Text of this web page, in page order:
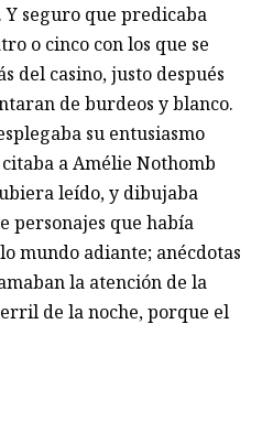
Y seguro que predicaba
o cinco con los que se
del casino, justo después
de burdeos y blanco.
su entusiasmo
a Amélie Nothomb
leído, y dibujaba
personajes que había
mundo adiante; anécdotas
la atención de la
de la noche, porque el